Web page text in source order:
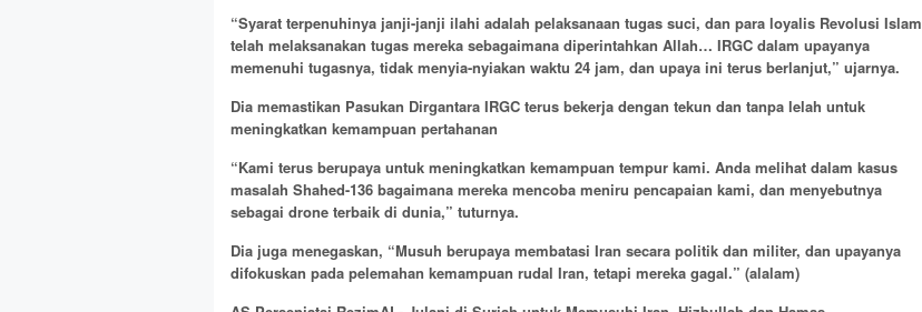
“Syarat terpenuhinya janji-janji ilahi adalah pelaksanaan tugas suci, dan para loyalis Revolusi Islam
telah melaksanakan tugas mereka sebagaimana diperintahkan Allah… IRGC dalam upayanya
memenuhi tugasnya, tidak menyia-nyiakan waktu 24 jam, dan upaya ini terus berlanjut,” ujarnya.
Dia memastikan Pasukan Dirgantara IRGC terus bekerja dengan tekun dan tanpa lelah untuk
meningkatkan kemampuan pertahanan
“Kami terus berupaya untuk meningkatkan kemampuan tempur kami. Anda melihat dalam kasus
masalah Shahed-136 bagaimana mereka mencoba meniru pencapaian kami, dan menyebutnya
sebagai drone terbaik di dunia,” tuturnya.
Dia juga menegaskan, “Musuh berupaya membatasi Iran secara politik dan militer, dan upayanya
difokuskan pada pelemahan kemampuan rudal Iran, tetapi mereka gagal.” (alalam)